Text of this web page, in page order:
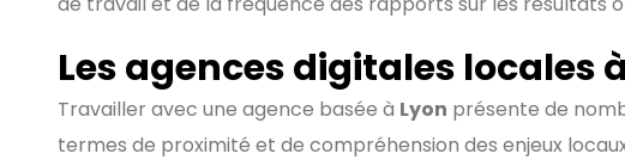
Les agences digitales locales
Travailler avec une agence basée à Lyon présente de
termes de proximité et de compréhension des enjeux